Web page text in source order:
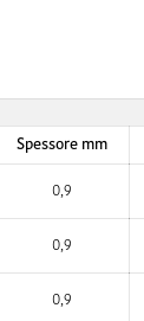
Spessore mm
0,9
0,9
0,9